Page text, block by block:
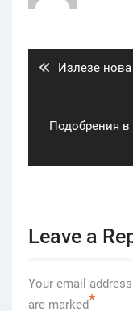
Previous
Излезе
Next
Подобрения в
Leave a
Your email
are marked*